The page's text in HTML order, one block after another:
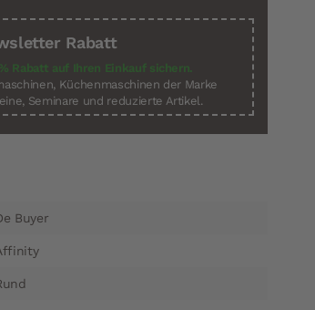
Rabatt
Rabatt auf Ihren Einkauf sichern.
Küchenmaschinen der Marke
Seminare und reduzierte Artikel.
Buyer